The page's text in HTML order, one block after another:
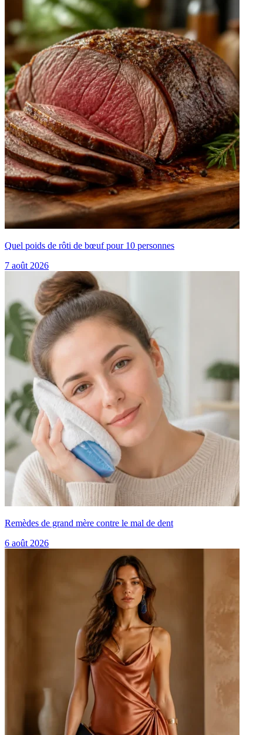
Quel poids de rôti de bœuf pour 10 personnes
7 août 2026
Remèdes de grand mère contre le mal de dent
6 août 2026